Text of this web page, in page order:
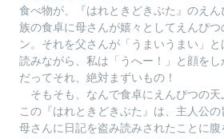
食べ物が、『はれときどきぶた』のえ
族の食卓に母さんが嬉々としてえんぴ
ン。それを父さんが「うまいうまい」
読みながら、私は「うへー！」と顔をし
だってそれ、絶対まずいもの！
そもそも、なんで食卓にえんぴつの天
この『はれときどきぶた』は、主人公の
母さんに日記を盗み読みされたことに